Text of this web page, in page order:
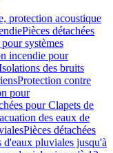
protection acoustique
Pièces détachées
systèmes
incendie pour
des bruits
Protection contre
pour
pour Clapets de
des eaux de
Pièces détachées
d'eaux pluviales jusqu'à